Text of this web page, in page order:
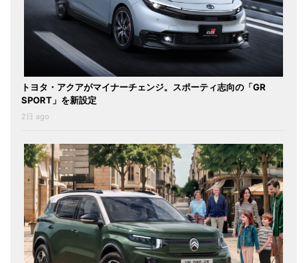
トヨタ・アクアがマイナーチェンジ。スポーティ志向の「GR
SPORT」を新設定
2日 ago